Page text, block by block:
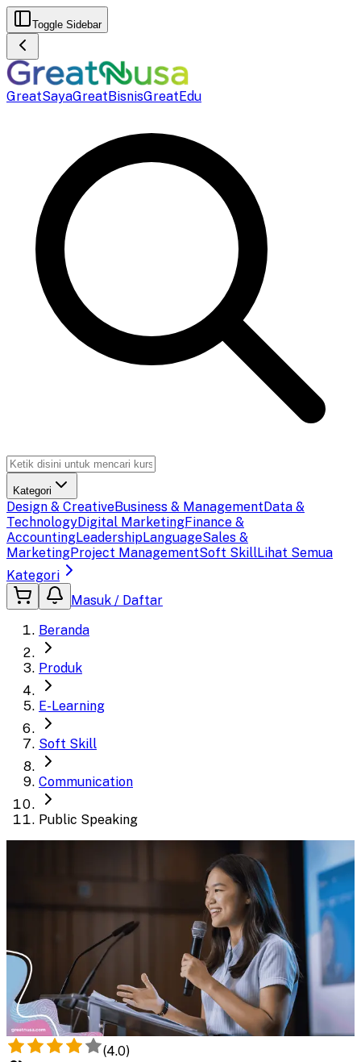
Toggle Sidebar
GreatSayaGreatBisnisGreatEdu
Kategori
Design & CreativeBusiness & ManagementData &
TechnologyDigital MarketingFinance &
AccountingLeadershipLanguageSales &
MarketingProject ManagementSoft SkillLihat Semua
Kategori
Masuk / Daftar
Beranda
Produk
E-Learning
Soft Skill
Communication
Public Speaking
(4.0)